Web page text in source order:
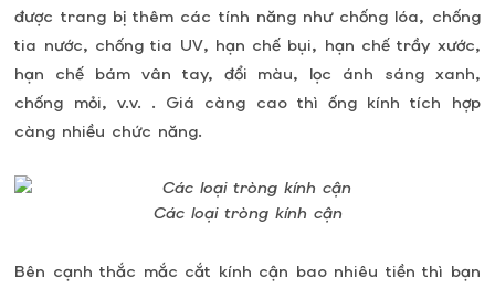
được trang bị thêm các tính năng như chống lóa, chống
tia nước, chống tia UV, hạn chế bụi, hạn chế trầy xước,
hạn chế bám vân tay, đổi màu, lọc ánh sáng xanh,
chống mỏi, v.v. . Giá càng cao thì ống kính tích hợp
càng nhiều chức năng.
Các loại tròng kính cận
Bên cạnh thắc mắc cắt kính cận bao nhiêu tiền thì bạn